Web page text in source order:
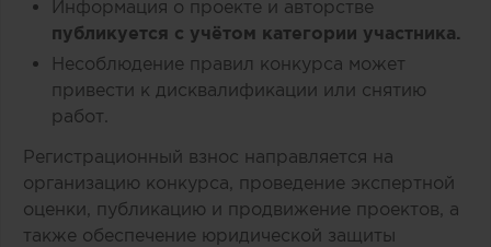
Информация о проекте и авторстве
публикуется с учётом категории участника.
Несоблюдение правил конкурса может
привести к дисквалификации или снятию
работ.
Регистрационный взнос направляется на
организацию конкурса, проведение экспертной
оценки, публикацию и продвижение проектов, а
также обеспечение юридической защиты